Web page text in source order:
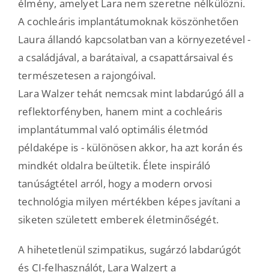
élmény, amelyet Lara nem szeretne nélkülözni.
A cochleáris implantátumoknak köszönhetően
Laura állandó kapcsolatban van a környezetével -
a családjával, a barátaival, a csapattársaival és
természetesen a rajongóival.
Lara Walzer tehát nemcsak mint labdarúgó áll a
reflektorfényben, hanem mint a cochleáris
implantátummal való optimális életmód
példaképe is - különösen akkor, ha azt korán és
mindkét oldalra beültetik. Élete inspiráló
tanúságtétel arról, hogy a modern orvosi
technológia milyen mértékben képes javítani a
siketen született emberek életminőségét.
A hihetetlenül szimpatikus, sugárzó labdarúgót
és CI-felhasználót, Lara Walzert a